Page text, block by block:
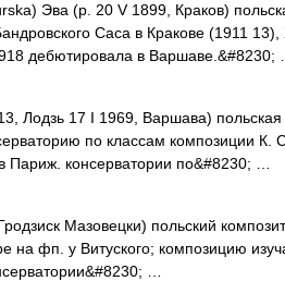
Эва (р. 20 V 1899, Краков)
Саса в Кракове (1911 13),
дебютировала в Варшаве.&#8230; …
17 I 1969, Варшава) польская
по классам композиции К.
консерватории по&#8230; …
Мазовецки) польский
на фп. у Витуского; композицию
…